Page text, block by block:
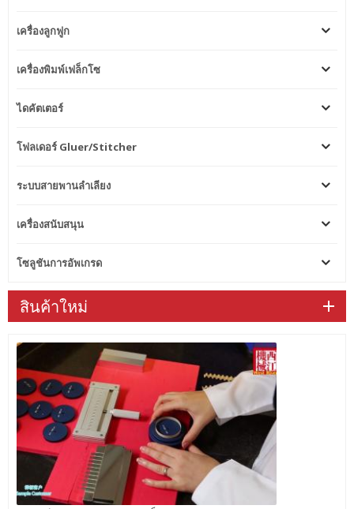
เครื่องลูกฟูก
เครื่องพิมพ์เฟล็กโซ
ไดคัตเตอร์
โฟลเดอร์ Gluer/Stitcher
ระบบสายพานลำเลียง
เครื่องสนับสนุน
โซลูชันการอัพเกรด
สินค้าใหม่